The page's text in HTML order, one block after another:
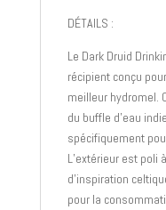
DÉTAILS :
Le Dark Druid
récipient conçu
meilleur hydromel.
du buffle d’eau
spécifiquement
L’extérieur est poli
d’inspiration
pour la